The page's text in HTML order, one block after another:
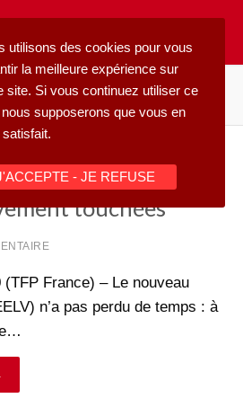
finances de l’Église
touchées
(TFP France) – Le nouveau
n’a pas perdu de temps : à
utilisons des cookies pour vous
la meilleure expérience sur
site. Si vous continuez utiliser ce
supposerons que vous en
- JE REFUSE